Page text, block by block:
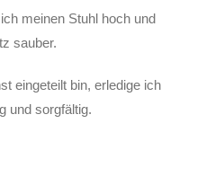
meinen Stuhl hoch und
sauber.
eingeteilt bin, erledige ich
und sorgfältig.